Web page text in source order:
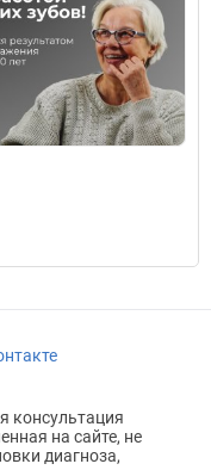
консультация
на сайте, не
диагноза,